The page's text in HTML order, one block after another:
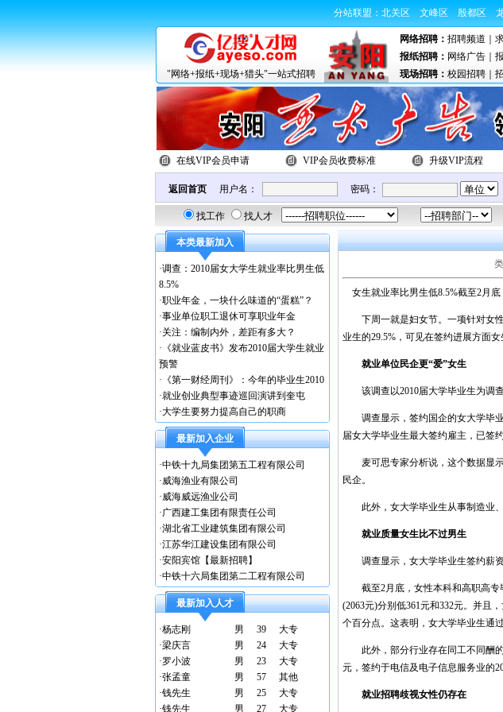
分站联盟： 北关区 文峰区 殷都区
网络招聘： 招聘频道
报纸招聘： 网络广告｜
"网络+报纸+现场+猎头"一站式招聘
现场招聘： 校园招聘｜
在线VIP会员申请 VIP会员收费标准 升级VIP流程
返回首页 用户名： 密码：
找工作 找人才
本类最新加入
·调查：2010届女大学生就业率比男生低
8.5%
·职业年金，一块什么味道的“蛋糕”？
·事业单位职工退休可享职业年金
·关注：编制内外，差距有多大？
· 《就业蓝皮书》发布2010届大学生就业
预警
· 《第一财经周刊》：今年的毕业生2010
·就业创业典型事迹巡回演讲到奎屯
·大学生要努力提高自己的职商
最新加入企业
·中铁十九局集团第五工程有限公司
·威海渔业有限公司
·威海威远渔业公司
·广西建工集团有限责任公司
·湖北省工业建筑集团有限公司
·江苏华江建设集团有限公司
·安阳宾馆【最新招聘】
·中铁十六局集团第二工程有限公司
最新加入人才
·杨志刚 男 39
大专
·梁庆言 男 24
大专
·罗小波 男 23
大专
·张孟童 男 57
其他
·钱先生 男 25
大专
·钱先生 男 27 大专
女生就业率比男生低8.5%截至2月
下周一就是妇女节。一项针对女性
业生的29.5%，可见在签约进展方面
就业单位民企更“爱”女生
该调查以2010届大学毕业生为调查
调查显示，签约国企的女大学毕业
届女大学毕业生最大签约雇主，已签
麦可思专家分析说，这个数据显示
民企。
此外，女大学毕业生从事制造业、
就业质量女生比不过男生
调查显示，女大学毕业生签约薪资
截至2月底，女性本科和高职高专毕
(2063元)分别低361元和332元。并且
个百分点。这表明，女大学毕业生通
此外，部分行业存在同工不同酬的
元，签约于电信及电子信息服务业的
就业招聘歧视女性仍存在